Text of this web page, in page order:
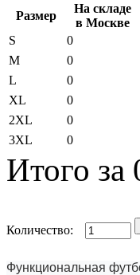
Размер
На складе
в Москве
S
0
M
0
L
0
XL
0
2XL
0
3XL
0
Итого за
Количество:
Функциональная